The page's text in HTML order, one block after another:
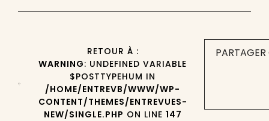
RETOUR À :
WARNING: UNDEFINED VARIABLE
$POSTTYPEHUM IN
/HOME/ENTREVB/WWW/WP-
CONTENT/THEMES/ENTREVUES-
NEW/SINGLE.PHP ON LINE 147